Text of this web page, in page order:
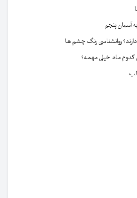
آسمان پنجم
روانشناسی رنگ چشم ها
کدوم ماه، خیلی مهمه؟